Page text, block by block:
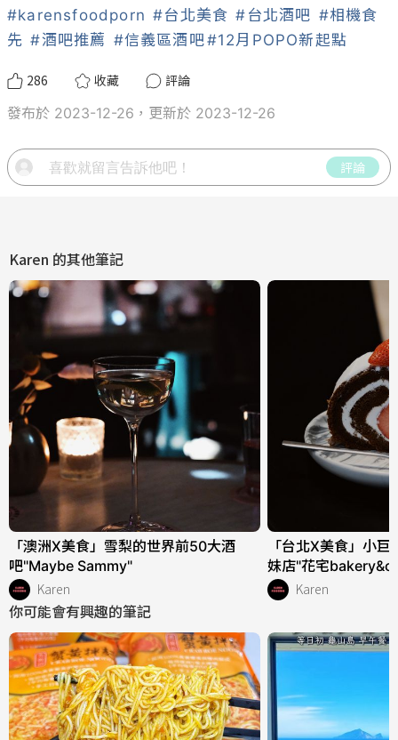
#karensfoodporn #台北美食 #台北酒吧 #相機食
先 #酒吧推薦 #信義區酒吧#12月POPO新起點
286 收藏
評論
發布於 2023-12-26，更新於 2023-12-26
評論
Karen 的其他筆記
「澳洲X美食」雪梨的世界前50大酒
吧"Maybe Sammy"
Karen
「台北X美食」小
妹店"花宅
Karen
你可能會有興趣的筆記